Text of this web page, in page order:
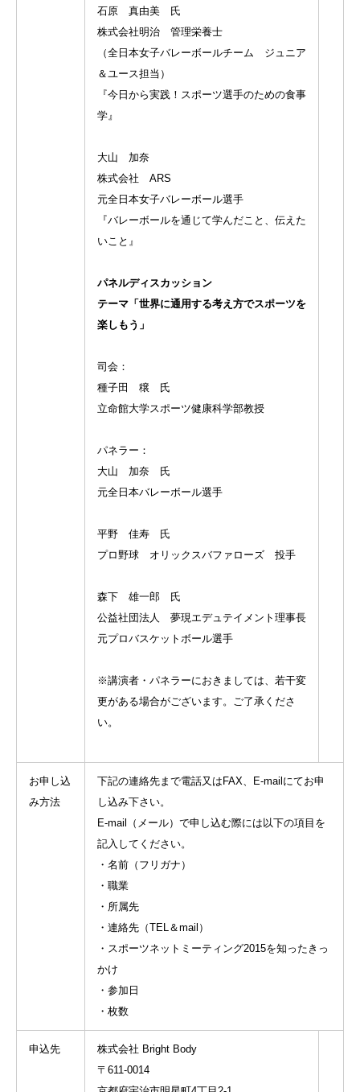
石原 真由美 氏
株式会社明治 管理栄養士
（全日本女子バレーボールチーム ジュニア
＆ユース担当）
『今日から実践！スポーツ選手のための食事
学』
大山 加奈
株式会社 ARS
元全日本女子バレーボール選手
『バレーボールを通じて学んだこと、伝えた
いこと』
パネルディスカッション
テーマ「世界に通用する考え方でスポーツを
楽しもう」
司会：
種子田 穣 氏
立命館大学スポーツ健康科学部教授
パネラー：
大山 加奈 氏
元全日本バレーボール選手
平野 佳寿 氏
プロ野球 オリックスバファローズ 投手
森下 雄一郎 氏
公益社団法人 夢現エデュテイメント理事長
元プロバスケットボール選手
※講演者・パネラーにおきましては、若干変
更がある場合がございます。ご了承くださ
い。
お申し込
み方法
下記の連絡先まで電話又はFAX、E-mailにてお申
し込み下さい。
E-mail（メール）で申し込む際には以下の項目を
記入してください。
・名前（フリガナ）
・職業
・所属先
・連絡先（TEL＆mail）
・スポーツネットミーティング2015を知ったきっ
かけ
・参加日
・枚数
申込先
株式会社 Bright Body
〒611-0014